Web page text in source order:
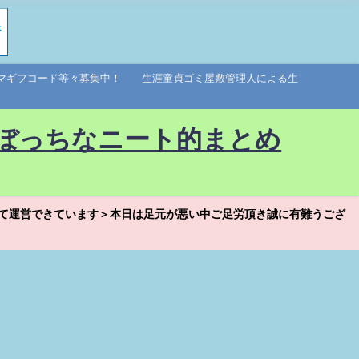
ギフコード等々募集中！ 生涯童貞ゴミ屋敷管理人による生
ちなニート的まとめ
営できています＞本日は足元が悪い中ご足労頂き誠に有難うござ